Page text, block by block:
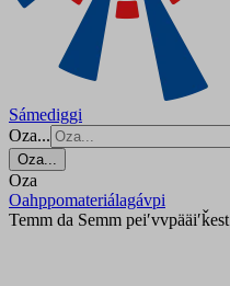
Sámediggi
Oza...
Oza...
Oza
Oahppomateriálagávpi
Temm da Semm peiʹvvpääiʹǩest